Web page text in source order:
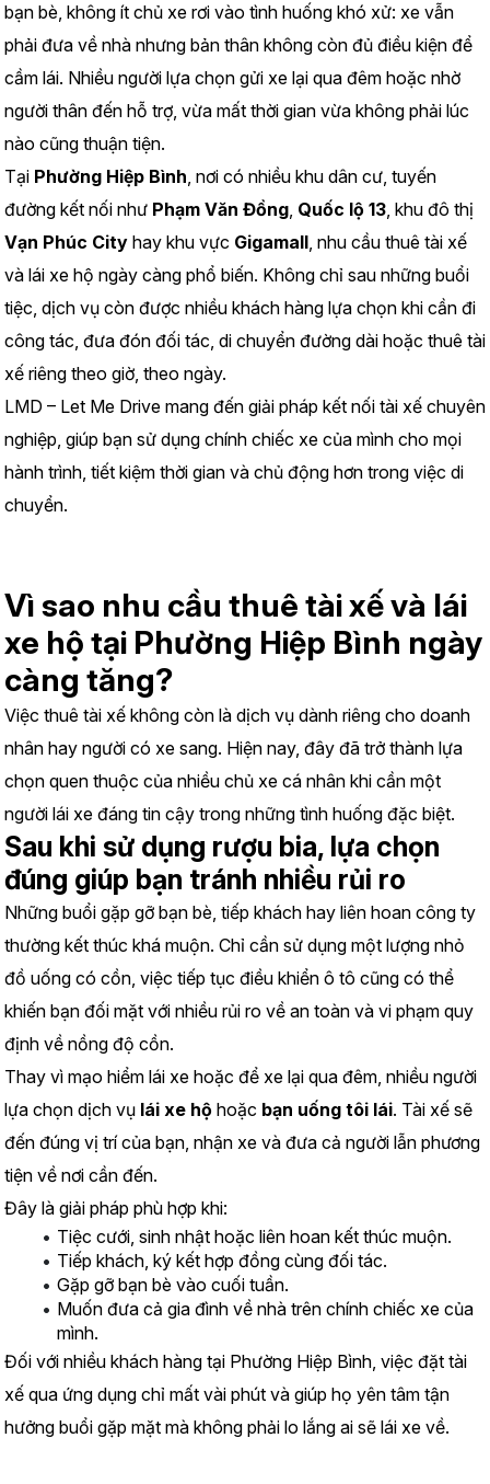
bạn bè, không ít chủ xe rơi vào tình huống khó xử: xe vẫn
phải đưa về nhà nhưng bản thân không còn đủ điều kiện để
cầm lái. Nhiều người lựa chọn gửi xe lại qua đêm hoặc nhờ
người thân đến hỗ trợ, vừa mất thời gian vừa không phải lúc
nào cũng thuận tiện.
Tại Phường Hiệp Bình, nơi có nhiều khu dân cư, tuyến
đường kết nối như Phạm Văn Đồng, Quốc lộ 13
Vạn Phúc City hay khu vực Gigamall, nhu cầu thuê tài xế
và lái xe hộ ngày càng phổ biến. Không chỉ sau những buổi
tiệc, dịch vụ còn được nhiều khách hàng lựa chọn khi cần đi
công tác, đưa đón đối tác, di chuyển đường dài hoặc thuê tài
xế riêng theo giờ, theo ngày.
LMD – Let Me Drive mang đến giải pháp kết nối tài xế chuyên
nghiệp, giúp bạn sử dụng chính chiếc xe của mình cho mọi
hành trình, tiết kiệm thời gian và chủ động hơn trong việc di
chuyển.
Vì sao nhu cầu thuê tài xế và lái
xe hộ tại Phường Hiệp Bình ngày
càng tăng?
Việc thuê tài xế không còn là dịch vụ dành riêng cho doanh
nhân hay người có xe sang. Hiện nay, đây đã trở thành lựa
chọn quen thuộc của nhiều chủ xe cá nhân khi cần một
người lái xe đáng tin cậy trong những tình huống đặc biệt.
Sau khi sử dụng rượu bia, lựa chọn
đúng giúp bạn tránh nhiều rủi ro
Những buổi gặp gỡ bạn bè, tiếp khách hay liên hoan công ty
thường kết thúc khá muộn. Chỉ cần sử dụng một lượng nhỏ
đồ uống có cồn, việc tiếp tục điều khiển ô tô cũng có thể
khiến bạn đối mặt với nhiều rủi ro về an toàn và vi phạm quy
định về nồng độ cồn.
Thay vì mạo hiểm lái xe hoặc để xe lại qua đêm, nhiều người
lựa chọn dịch vụ lái xe hộ hoặc bạn uống tôi lái. Tài xế sẽ
đến đúng vị trí của bạn, nhận xe và đưa cả người lẫn phương
tiện về nơi cần đến.
Đây là giải pháp phù hợp khi:
Tiệc cưới, sinh nhật hoặc liên hoan kết thúc muộn.
Tiếp khách, ký kết hợp đồng cùng đối tác.
Gặp gỡ bạn bè vào cuối tuần.
Muốn đưa cả gia đình về nhà trên chính chiếc xe của
mình.
Đối với nhiều khách hàng tại Phường Hiệp Bình, việc đặt tài
xế qua ứng dụng chỉ mất vài phút và giúp họ yên tâm tận
hưởng buổi gặp mặt mà không phải lo lắng ai sẽ lái xe về.